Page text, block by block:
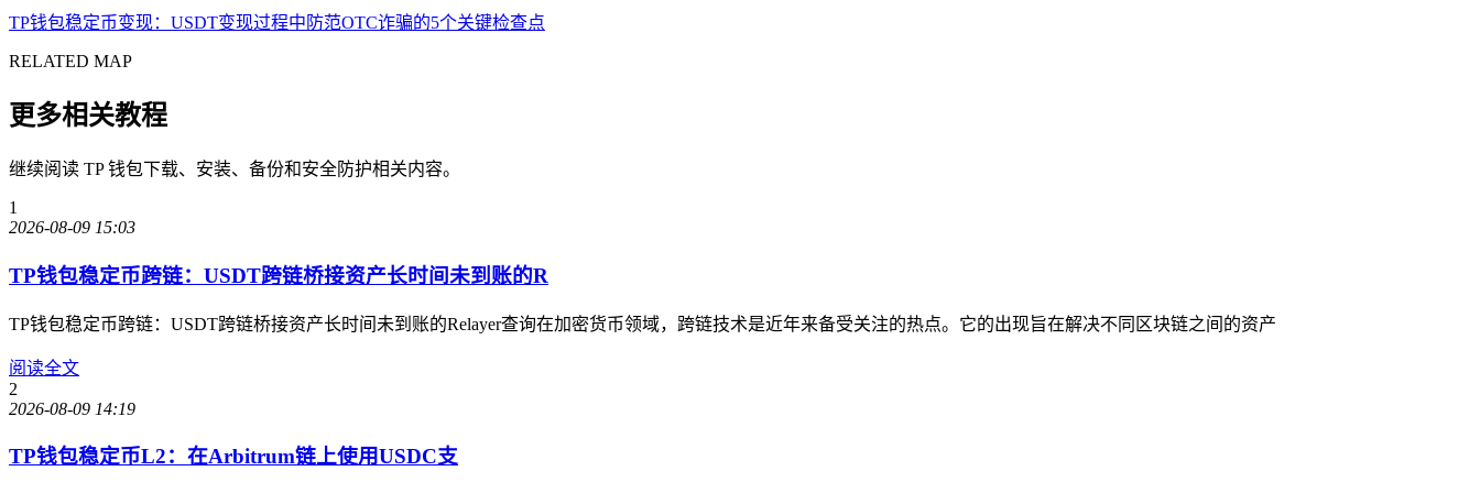
TP钱包稳定币变现：USDT变现过程中防范OTC诈骗的5个关键检查点
RELATED MAP
更多相关教程
继续阅读 TP 钱包下载、安装、备份和安全防护相关内容。
1
2026-08-09 15:03
TP钱包稳定币跨链：USDT跨链桥接资产长时间未到账的R
TP钱包稳定币跨链：USDT跨链桥接资产长时间未到账的Relayer查询在加密货币领域，跨链技术是近年来备受关注的热点。它的出现旨在解决不同区块链之间的资产
阅读全文
2
2026-08-09 14:19
TP钱包稳定币L2：在Arbitrum链上使用USDC支